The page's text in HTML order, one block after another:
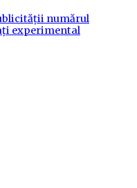
numărul
experimental